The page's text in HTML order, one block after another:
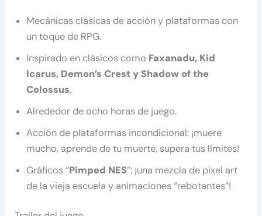
Mecánicas clásicas de acción y plataformas con
un toque de RPG.
Inspirado en clásicos como Faxanadu, Kid
Icarus, Demon’s Crest y Shadow of the
Colossus.
Alrededor de ocho horas de juego.
Acción de plataformas incondicional: ¡muere
mucho, aprende de tu muerte, supera tus límites!
Gráficos “Pimped NES”: ¡una mezcla de pixel art
de la vieja escuela y animaciones “rebotantes”!